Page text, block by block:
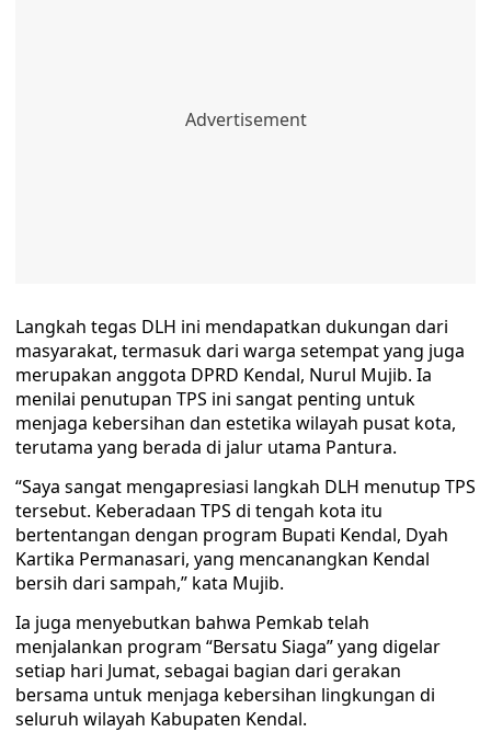
Langkah tegas DLH ini mendapatkan dukungan dari
masyarakat, termasuk dari warga setempat yang juga
merupakan anggota DPRD Kendal, Nurul Mujib. Ia
menilai penutupan TPS ini sangat penting untuk
menjaga kebersihan dan estetika wilayah pusat kota,
terutama yang berada di jalur utama Pantura.
“Saya sangat mengapresiasi langkah DLH menutup TPS
tersebut. Keberadaan TPS di tengah kota itu
bertentangan dengan program Bupati Kendal, Dyah
Kartika Permanasari, yang mencanangkan Kendal
bersih dari sampah,” kata Mujib.
Ia juga menyebutkan bahwa Pemkab telah
menjalankan program “Bersatu Siaga” yang digelar
setiap hari Jumat, sebagai bagian dari gerakan
bersama untuk menjaga kebersihan lingkungan di
seluruh wilayah Kabupaten Kendal.